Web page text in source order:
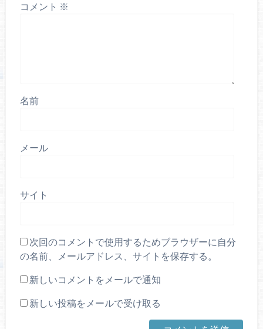
コメント ※
名前
メール
サイト
次回のコメントで使用するためブラウザーに自分
の名前、メールアドレス、サイトを保存する。
新しいコメントをメールで通知
新しい投稿をメールで受け取る